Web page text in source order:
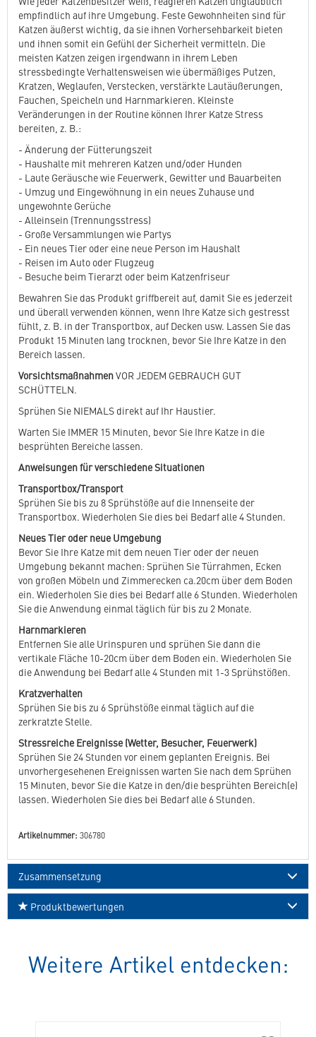
empfindlich auf ihre Umgebung. Feste Gewohnheiten sind für
Katzen äußerst wichtig, da sie ihnen Vorhersehbarkeit bieten
und ihnen somit ein Gefühl der Sicherheit vermitteln. Die
meisten Katzen zeigen irgendwann in ihrem Leben
stressbedingte Verhaltensweisen wie übermäßiges Putzen,
Kratzen, Weglaufen, Verstecken, verstärkte Lautäußerungen,
Fauchen, Speicheln und Harnmarkieren. Kleinste
Veränderungen in der Routine können Ihrer Katze Stress
bereiten, z. B.:
- Änderung der Fütterungszeit
- Haushalte mit mehreren Katzen und/oder Hunden
- Laute Geräusche wie Feuerwerk, Gewitter und Bauarbeiten
- Umzug und Eingewöhnung in ein neues Zuhause und
ungewohnte Gerüche
- Alleinsein (Trennungsstress)
- Große Versammlungen wie Partys
- Ein neues Tier oder eine neue Person im Haushalt
- Reisen im Auto oder Flugzeug
- Besuche beim Tierarzt oder beim Katzenfriseur
Bewahren Sie das Produkt griffbereit auf, damit Sie es jederzeit
und überall verwenden können, wenn Ihre Katze sich gestresst
fühlt, z. B. in der Transportbox, auf Decken usw. Lassen Sie das
Produkt 15 Minuten lang trocknen, bevor Sie Ihre Katze in den
Bereich lassen.
VorsichtsmaßnahmenVOR JEDEM GEBRAUCH GUT
SCHÜTTELN.
Sprühen Sie NIEMALS direkt auf Ihr Haustier.
Warten Sie IMMER 15 Minuten, bevor Sie Ihre Katze in die
besprühten Bereiche lassen.
Anweisungen für verschiedene Situationen
Transportbox/Transport
Sprühen Sie bis zu 8 Sprühstöße auf die Innenseite der
Transportbox. Wiederholen Sie dies bei Bedarf alle 4 Stunden.
Neues Tier oder neue Umgebung
Bevor Sie Ihre Katze mit dem neuen Tier oder der neuen
Umgebung bekannt machen: Sprühen Sie Türrahmen, Ecken
von großen Möbeln und Zimmerecken ca.20cm über dem Boden
ein. Wiederholen Sie dies bei Bedarf alle 6 Stunden. Wiederholen
Sie die Anwendung einmal täglich für bis zu 2 Monate.
Harnmarkieren
Entfernen Sie alle Urinspuren und sprühen Sie dann die
vertikale Fläche 10-20cm über dem Boden ein. Wiederholen Sie
die Anwendung bei Bedarf alle 4 Stunden mit 1-3 Sprühstößen.
Kratzverhalten
Sprühen Sie bis zu 6 Sprühstöße einmal täglich auf die
zerkratzte Stelle.
Stressreiche Ereignisse (Wetter, Besucher, Feuerwerk)
Sprühen Sie 24 Stunden vor einem geplanten Ereignis. Bei
unvorhergesehenen Ereignissen warten Sie nach dem Sprühen
15 Minuten, bevor Sie die Katze in den/die besprühten Bereich(e)
lassen. Wiederholen Sie dies bei Bedarf alle 6 Stunden.
Artikelnummer: 306780
Zusammensetzung
Produktbewertungen
Weitere Artikel entdecken: